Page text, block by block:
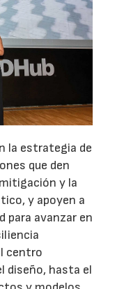
la estrategia de
que den
y la
y apoyen a
para avanzar en
centro
diseño, hasta el